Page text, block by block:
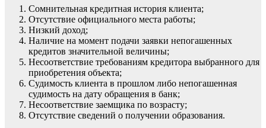
Сомнительная кредитная история клиента;
Отсутствие официального места работы;
Низкий доход;
Наличие на момент подачи заявки непогашенных
кредитов значительной величины;
Несоответствие требованиям кредитора выбранного для
приобретения объекта;
Судимость клиента в прошлом либо непогашенная
судимость на дату обращения в банк;
Несоответствие заемщика по возрасту;
Отсутствие сведений о получении образования.